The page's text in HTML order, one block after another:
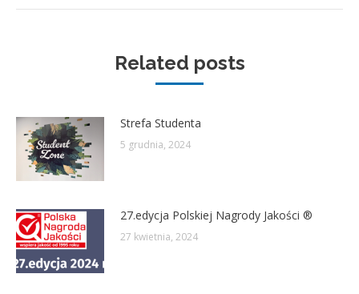
Related posts
Strefa Studenta
5 grudnia, 2024
27.edycja Polskiej Nagrody Jakości ®
27 kwietnia, 2024